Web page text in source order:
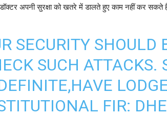
अपनी सुरक्षा को खतरे में डालते हुए काम नहीं कर सकते
SECURITY SHOULD
SUCH ATTACKS.
FIR: